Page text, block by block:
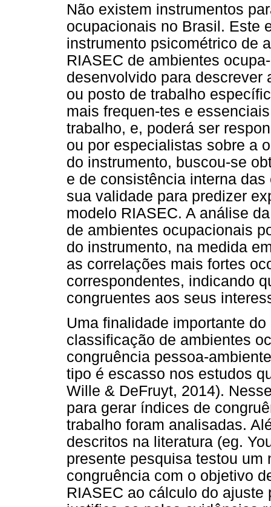
Não existem instrumentos
ocupacionais no Brasil. Este
instrumento psicométrico de
RIASEC de ambientes
desenvolvido para descrever
ou posto de trabalho
mais frequen-tes e
trabalho, e, poderá ser
ou por especialistas sobre a
do instrumento, buscou-se
e de consistência interna
sua validade para predizer
modelo RIASEC. A análise
de ambientes ocupacionais
do instrumento, na medida
as correlações mais fortes
correspondentes, indicando
congruentes aos seus
Uma finalidade importante
classificação de ambientes
congruência pessoa-
tipo é escasso nos estudos
Wille & DeFruyt, 2014).
para gerar índices de
trabalho foram analisadas.
descritos na literatura (eg.
presente pesquisa testou
congruência com o objetivo
RIASEC ao cálculo do ajuste